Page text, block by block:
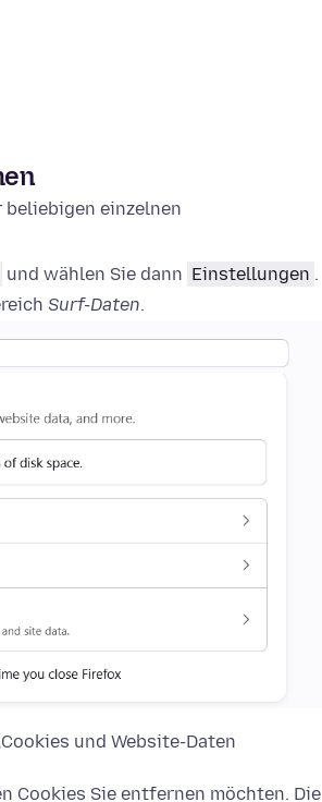
einzelnen
und wählen Sie dann Einstellungen .
Surf-Daten.
und Website-Daten
Cookies Sie entfernen möchten. Die